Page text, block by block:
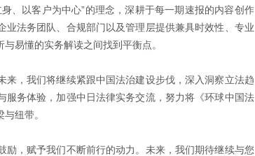
、以客户为中心”的理念，深耕于每一期速报的内容创作
法务团队、合规部门以及管理层提供兼具时效性、专业
易懂的实务解读之间找到平衡点。
，我们将继续紧跟中国法治建设步伐，深入洞察立法趋
务体验，加强中日法律实务交流，努力将《环球中国法
纽带。
，赋予我们不断前行的动力。未来，我们期待继续与您